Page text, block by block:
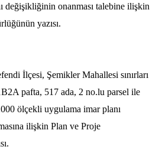
değişikliğinin onanması talebine ilişkin
yazısı.
İlçesi, Şemikler Mahallesi sınırları
pafta, 517 ada, 2 no.lu parsel ile
ölçekli uygulama imar planı
ilişkin Plan ve Proje